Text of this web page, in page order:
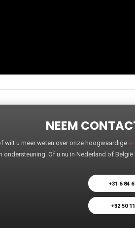
NEEM
wilt u meer weten over onze hoogwaardige
Of u nu in Nederland of
+31 6 84
+32 50